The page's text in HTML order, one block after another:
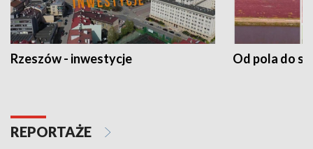
Rzeszów - inwestycje Od pola do
REPORTAŻE